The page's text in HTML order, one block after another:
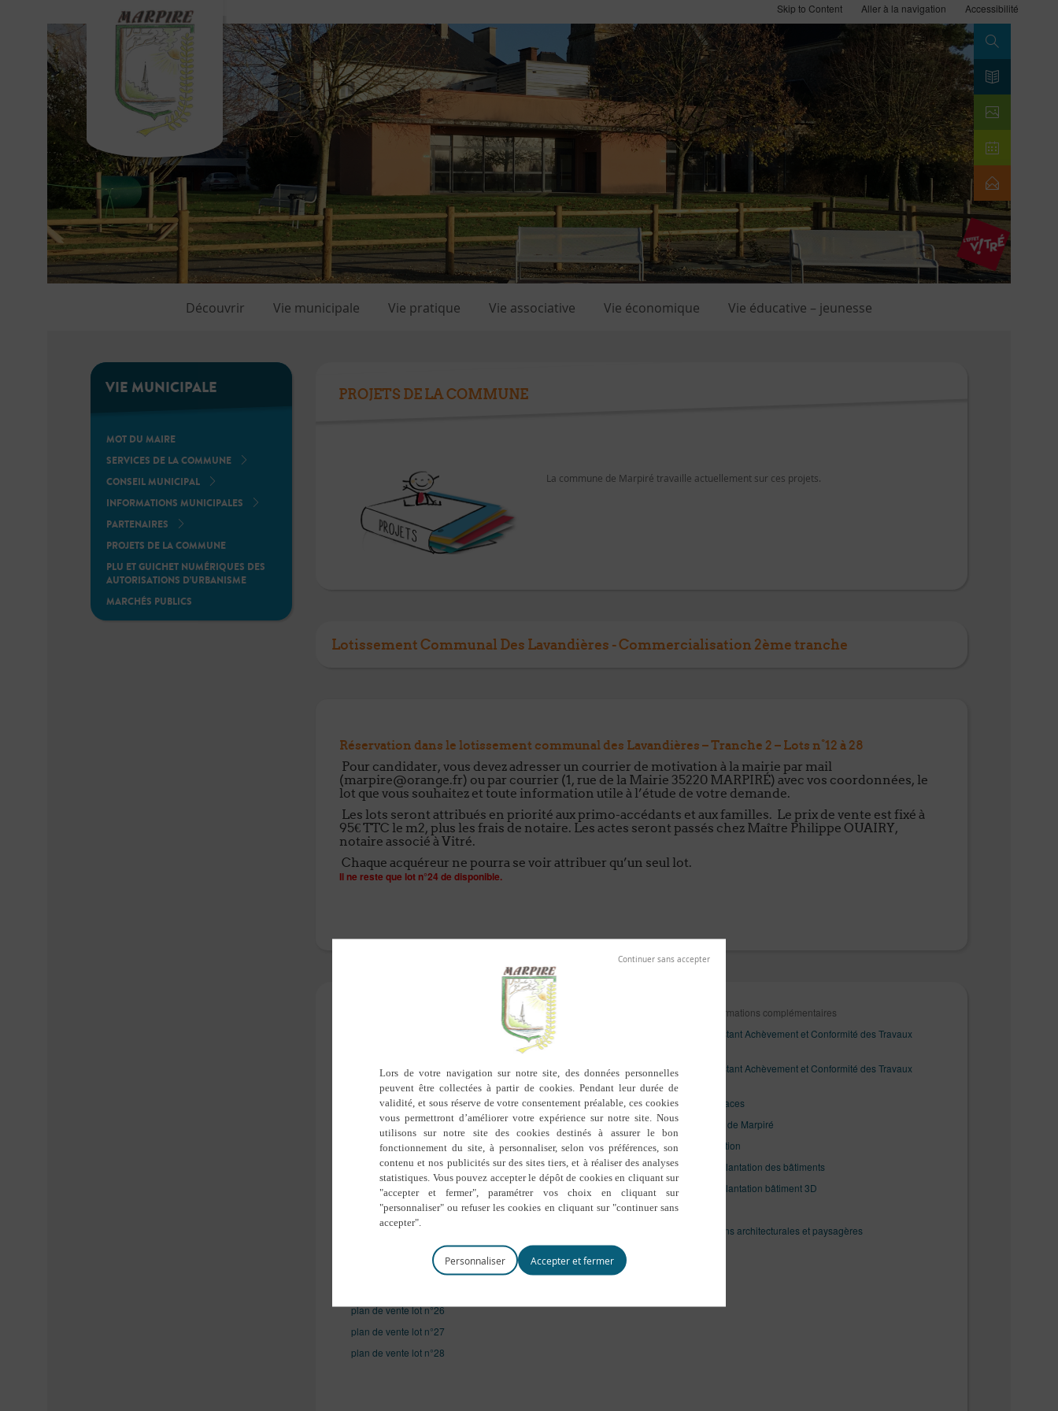
Skip to Content Aller à la navigation Accessibilité
Découvrir Vie municipale Vie pratique Vie associative Vie économique Vie éducative – jeunesse
VIE MUNICIPALE
MOT DU MAIRE
SERVICES DE LA COMMUNE
CONSEIL MUNICIPAL
INFORMATIONS MUNICIPALES
PARTENAIRES
PROJETS DE LA COMMUNE
PLU ET GUICHET NUMÉRIQUES DES
AUTORISATIONS D’URBANISME
MARCHÉS PUBLICS
PROJETS DE LA COMMUNE
La commune de Marpiré travaille actuellement sur ces projets.
Lotissement Communal Des Lavandières - Commercialisation 2ème tranche
Réservation dans le lotissement communal des Lavandières – Tranche 2 – Lots n°12 à 28
Pour candidater, vous devez adresser un courrier de motivation à la mairie par mail
(marpire@orange.fr) ou par courrier (1, rue de la Mairie 35220 MARPIRÉ) avec vos coordonnées, le
lot que vous souhaitez et toute information utile à l’étude de votre demande.
Les lots seront attribués en priorité aux primo-accédants et aux familles. Le prix de vente est fixé à
95€ TTC le m2, plus les frais de notaire. Les actes seront passés chez Maître Philippe OUAIRY,
notaire associé à Vitré.
Chaque acquéreur ne pourra se voir attribuer qu’un seul lot.
Il ne reste que lot n°24 de disponible.
plan de vente lot n°15
plan de vente lot n°16
plan de vente lot n°17
plan de vente lot n°18
plan de vente lot n°19
plan de vente lot n°20
plan de vente lot n°21
plan de vente lot n°22
plan de vente lot n°23
plan de vente lot n°24
plan de vente lot n°26
plan de vente lot n°27
plan de vente lot n°28
et les autres informations complémentaires
Déclaration Attestant Achèvement et Conformité des Travaux
Déclaration Attestant Achèvement et Conformité des Travaux
Tranche 1
Tableau des surfaces
Plan de situation de Marpiré
Plan de composition
Hypothèse d’implantation des bâtiments
Hypothèse d’implantation bâtiment 3D
Règlement
Recommandations architecturales et paysagères
Personnaliser